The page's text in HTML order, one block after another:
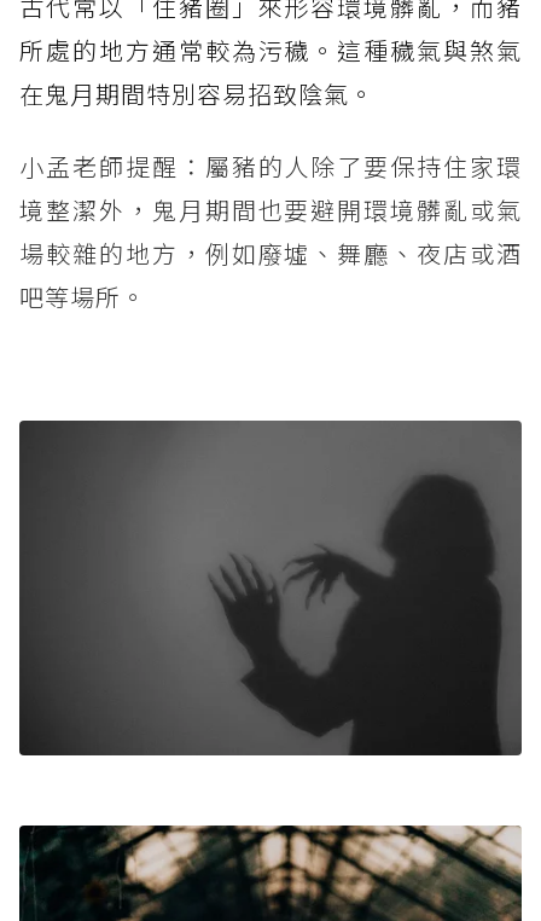
所處的地方通常較為污穢。這種穢氣與煞氣
在鬼月期間特別容易招致陰氣。
小孟老師提醒：屬豬的人除了要保持住家環
境整潔外，鬼月期間也要避開環境髒亂或氣
場較雜的地方，例如廢墟、舞廳、夜店或酒
吧等場所。